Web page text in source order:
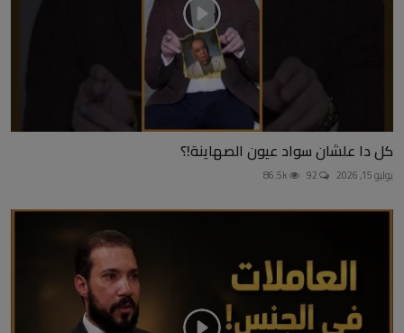
كل دا علشان سواد عيون الصهاينة!؟
يوليو 15, 2026